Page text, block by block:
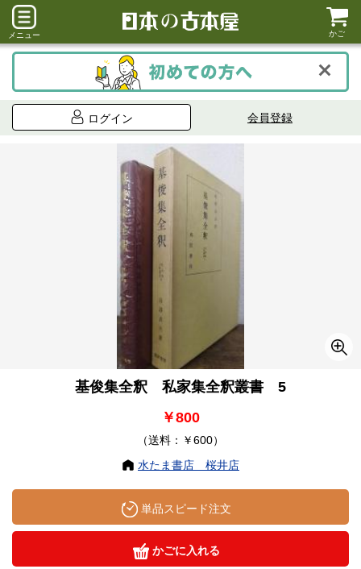
メニュー かご
ログイン 会員登録
基俊集全釈 私家集全釈叢書 5
￥800
（送料：￥600）
水たま書店 桜井店
単品スピード注文
かごに入れる